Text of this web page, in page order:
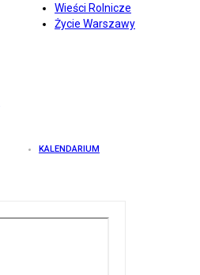
Wieści Rolnicze
Życie Warszawy
KALENDARIUM